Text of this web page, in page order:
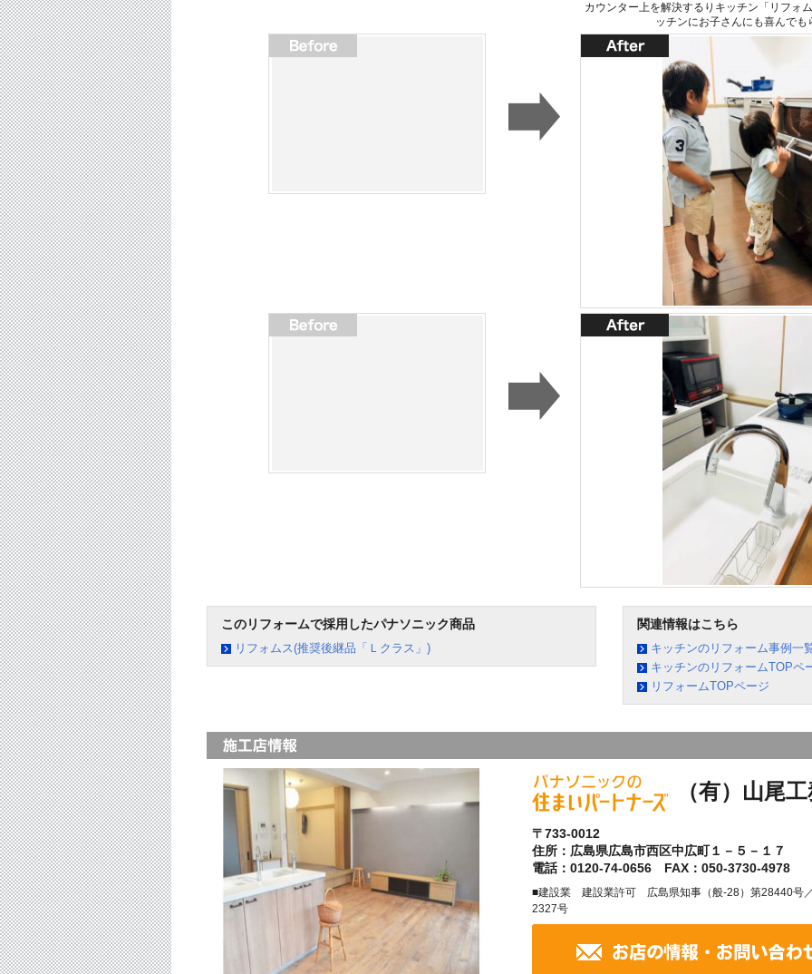
カウンター上を解決するりキッチン「リフォ
ッチンにお子さんにも喜んでも
このリフォームで採用したパナソニック商品
リフォムス(推奨後継品「Ｌクラス」)
関連情報はこちら
キッチンのリフォーム事例一
キッチンのリフォームTOPペ
リフォームTOPページ
（有）山尾
〒733-0012
住所：広島県広島市西区中広町１－５－１７
電話：0120-74-0656 FAX：050-3730-4978
■建設業 建設業許可 広島県知事（般-28）第28440号
2327号